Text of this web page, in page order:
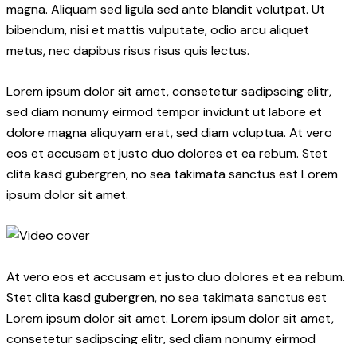
magna. Aliquam sed ligula sed ante blandit volutpat. Ut
bibendum, nisi et mattis vulputate, odio arcu aliquet
metus, nec dapibus risus risus quis lectus.
Lorem ipsum dolor sit amet, consetetur sadipscing elitr,
sed diam nonumy eirmod tempor invidunt ut labore et
dolore magna aliquyam erat, sed diam voluptua. At vero
eos et accusam et justo duo dolores et ea rebum. Stet
clita kasd gubergren, no sea takimata sanctus est Lorem
ipsum dolor sit amet.
At vero eos et accusam et justo duo dolores et ea rebum.
Stet clita kasd gubergren, no sea takimata sanctus est
Lorem ipsum dolor sit amet. Lorem ipsum dolor sit amet,
consetetur sadipscing elitr, sed diam nonumy eirmod